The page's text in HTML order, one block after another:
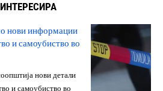
нови информации
и самоубиство во
нови детали
и самоубиство во